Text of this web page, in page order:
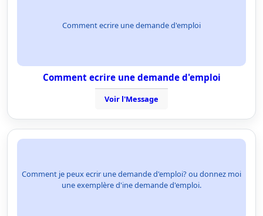
Comment ecrire une demande d'emploi
Comment ecrire une demande d'emploi
Voir l'Message
Comment je peux ecrir une demande d'emploi? ou donnez moi
une exemplère d'ine demande d'emploi.